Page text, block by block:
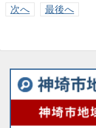
次へ 最後へ